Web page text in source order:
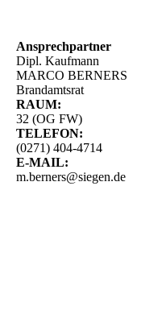
Ansprechpartner
Dipl. Kaufmann
MARCO BERNERS
Brandamtsrat
RAUM:
32 (OG FW)
TELEFON:
(0271) 404-4714
E-MAIL:
m.berners@siegen.de